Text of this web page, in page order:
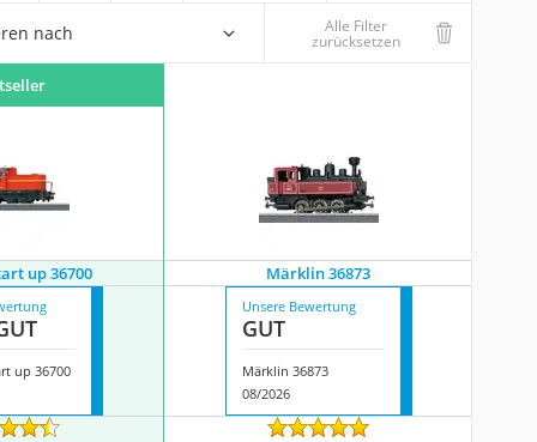
nach Alle Filter
zurücksetzen
up 36700 Märklin 36873
up 36700
Unsere Bewertung
GUT
Märklin 36873
08/2026